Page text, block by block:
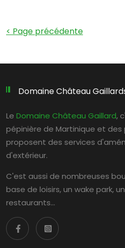
< Page précédente
Domaine Château
Le Domaine Château Gaillard,
pépinière de Martinique et des
proposent des services
d'extérieur.
C'est aussi de nombreuses
base de loisirs, un wake park,
restaurants…